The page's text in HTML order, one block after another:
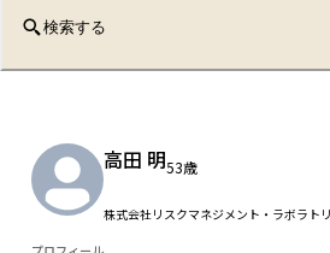
検索する
高田 明53歳
株式会社リスクマネジメント・ラボラト